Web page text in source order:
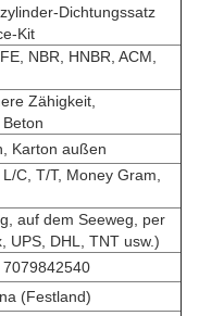
Dichtungssatz
Kit
NBR, HNBR, ACM,
Zähigkeit,
Karton außen
C, T/T, Money Gram,
auf dem Seeweg, per
UPS, DHL, TNT usw.)
(Festland)